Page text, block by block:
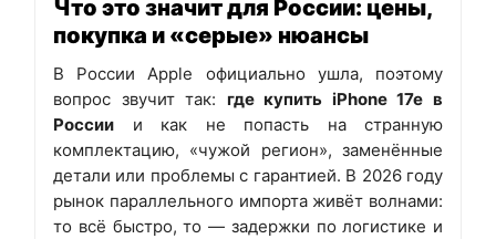
Что это значит для России: цены,
покупка и «серые» нюансы
В России Apple официально ушла, поэтому
вопрос звучит так: где купить iPhone 17e в
России и как не попасть на странную
комплектацию, «чужой регион», заменённые
детали или проблемы с гарантией. В 2026 году
рынок параллельного импорта живёт волнами:
то всё быстро, то — задержки по логистике и